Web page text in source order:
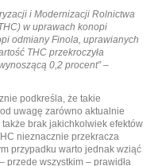
i Modernizacji Rolnictwa
w uprawach konopi
odmiany Finola, uprawianych
THC przekroczyła
0,2 procent”–
podkreśla, że takie
uwagę zarówno aktualnie
brak jakichkolwiek efektów
nieznacznie przekracza
przypadku warto jednak wziąć
przede wszystkim – prawidła